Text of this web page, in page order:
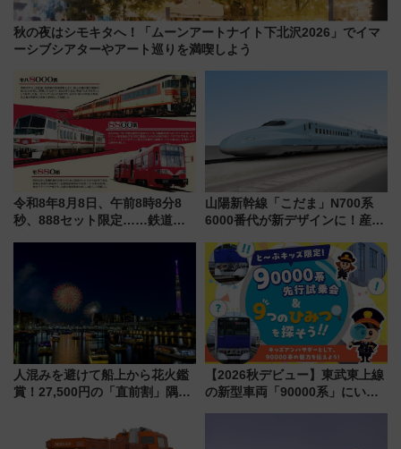
秋の夜はシモキタへ！「ムーンアートナイト下北沢2026」でイマ
ーシブシアターやアート巡りを満喫しよう
令和8年8月8日、午前8時8分8
秒、888セット限定……鉄道各
山陽新幹線「こだま」N700系
6000番代が新デザインに！産学
用は今冬から
人混みを避けて船上から花火鑑
賞！27,500円の「直前割」隅田
【2026秋デビュー】東武東上線
の新型車両「90000系」にいち